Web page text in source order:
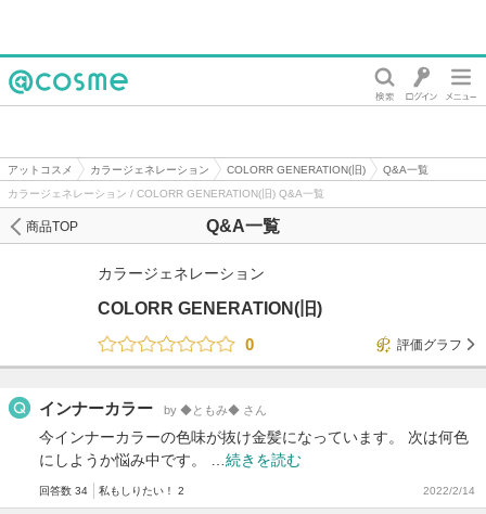
アットコスメ カラージェネレーション COLORR GENERATION(旧)
Q&A一覧
カラージェネレーション / COLORR GENERATION(旧) Q&A一覧
Q&A一覧
商品TOP
カラージェネレーション
COLORR GENERATION(旧)
0
評価グラフ
インナーカラー by ◆ともみ◆ さん
今インナーカラーの色味が抜け金髪になっています。 次は何色
にしようか悩み中です。 … 続きを読む
回答数 34 私もしりたい！ 2 2022/2/14